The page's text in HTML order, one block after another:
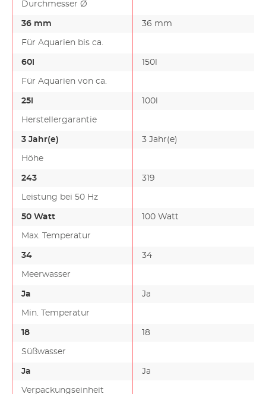
Temper…
Durchmesser Ø
36 mm 36 mm
Für Aquarien bis ca.
60l 150l
Für Aquarien von ca.
25l 100l
Herstellergarantie
3 Jahr(e) 3 Jahr(e)
Höhe
243 319
Leistung bei 50 Hz
50 Watt 100 Watt
Max. Temperatur
34 34
Meerwasser
Ja Ja
Min. Temperatur
18 18
Süßwasser
Ja Ja
Verpackungseinheit